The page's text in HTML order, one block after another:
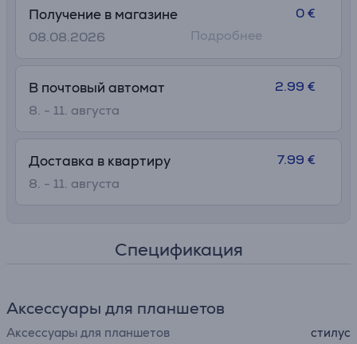
Получение в магазине
08.08.2026
0 €
Подробнее
В почтовый автомат
8. - 11. августа
2.99 €
Доставка в квартиру
8. - 11. августа
7.99 €
Спецификация
Аксессуары для планшетов
Аксессуары для планшетов стилус